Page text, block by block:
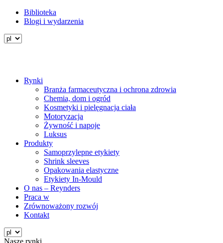
Przejdź
Secondary
menu
Biblioteka
Blogi i wydarzenia
navigation
Rynki
Branża farmaceutyczna i ochrona zdrowia
Chemia, dom i ogród
Kosmetyki i pielęgnacja ciała
Motoryzacja
Żywność i napoje
Luksus
Produkty
Samoprzylepne etykiety
Shrink sleeves
Opakowania elastyczne
Etykiety In-Mould
O nas – Reynders
Praca w
Zrównoważony rozwój
Kontakt
Nasze rynki